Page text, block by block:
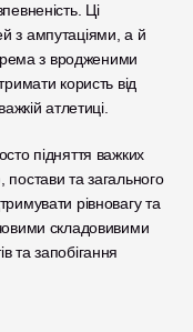
Ці
з ампутаціями, а й
з вродженими
користь від
атлетиці.
підняття важких
та загального
рівновагу та
складовивими
та запобігання